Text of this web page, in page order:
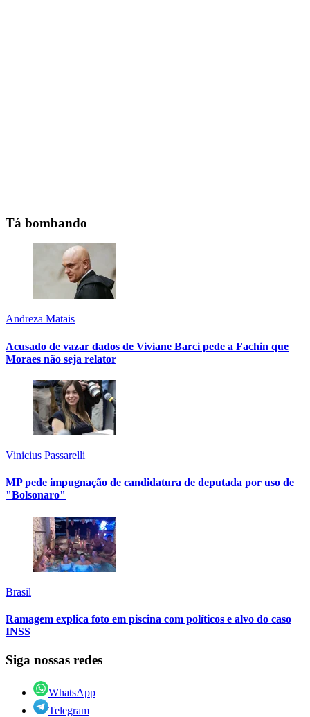
Tá bombando
Andreza Matais
Acusado de vazar dados de Viviane Barci pede a Fachin que
Moraes não seja relator
Vinicius Passarelli
MP pede impugnação de candidatura de deputada por uso de
"Bolsonaro"
Brasil
Ramagem explica foto em piscina com políticos e alvo do caso
INSS
Siga nossas redes
WhatsApp
Telegram